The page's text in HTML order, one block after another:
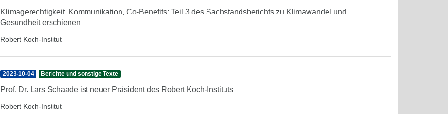
Klimagerechtigkeit, Kommunikation, Co-Benefits: Teil 3 des Sachstandsberichts zu Klimawandel und
Gesundheit erschienen
Robert Koch-Institut
2023-10-04 Berichte und sonstige Texte
Prof. Dr. Lars Schaade ist neuer Präsident des Robert Koch-Instituts
Robert Koch-Institut